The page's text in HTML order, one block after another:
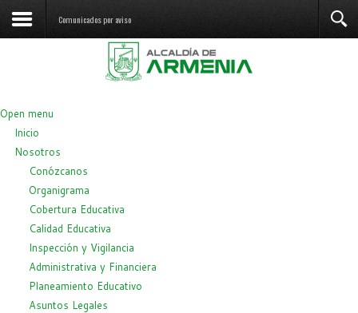
Comunicados por aviso
Open menu
Inicio
Nosotros
Conózcanos
Organigrama
Cobertura Educativa
Calidad Educativa
Inspección y Vigilancia
Administrativa y Financiera
Planeamiento Educativo
Asuntos Legales